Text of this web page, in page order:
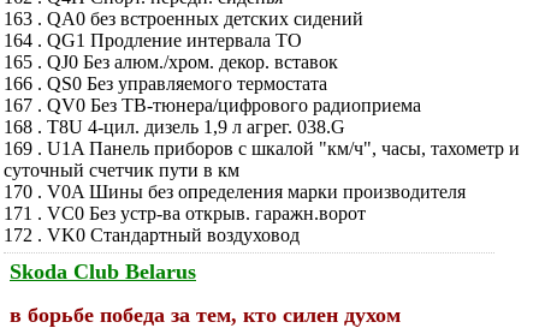
163 . QA0 без встроенных детских сидений
164 . QG1 Продление интервала ТО
165 . QJ0 Без алюм./хром. декор. вставок
166 . QS0 Без управляемого термостата
167 . QV0 Без ТВ-тюнера/цифрового радиоприема
168 . T8U 4-цил. дизель 1,9 л агрег. 038.G
169 . U1A Панель приборов с шкалой "км/ч", часы, тахометр и
суточный счетчик пути в км
170 . V0A Шины без определения марки производителя
171 . VC0 Без устр-ва открыв. гаражн.ворот
172 . VK0 Стандартный воздуховод
Skoda Club Belarus
в борьбе победа за тем, кто силен духом